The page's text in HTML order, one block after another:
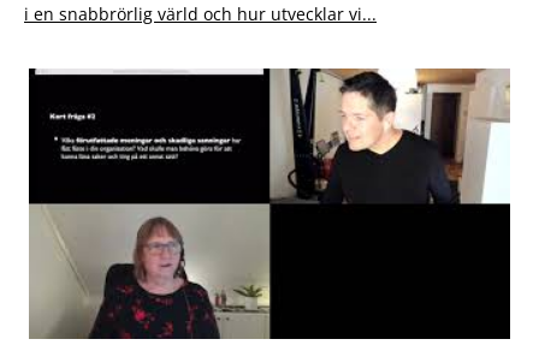
i en snabbrörlig värld och hur utvecklar vi...